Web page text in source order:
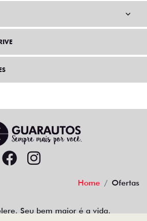
Home Ofertas
Seu bem maior é a vida.